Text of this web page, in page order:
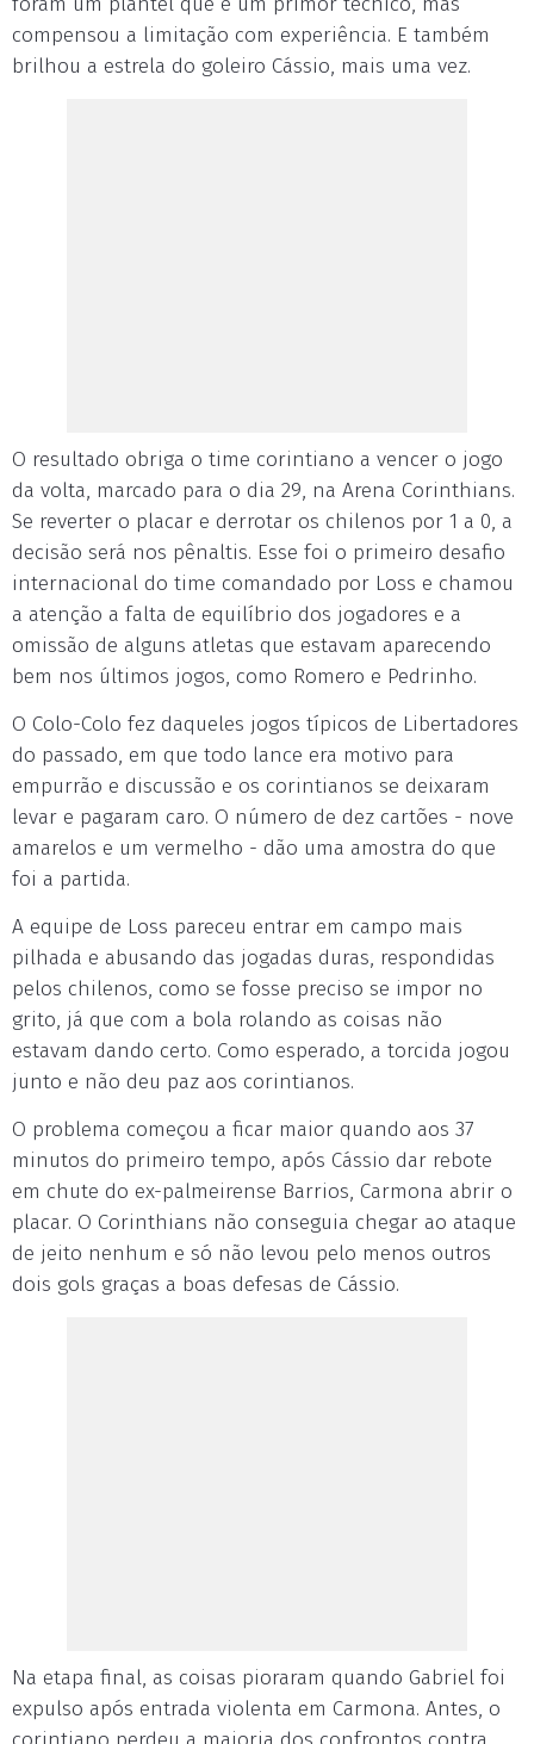
compensou a limitação com experiência. E também
brilhou a estrela do goleiro Cássio, mais uma vez.
O resultado obriga o time corintiano a vencer o jogo
da volta, marcado para o dia 29, na Arena Corinthians.
Se reverter o placar e derrotar os chilenos por 1 a 0, a
decisão será nos pênaltis. Esse foi o primeiro desafio
internacional do time comandado por Loss e chamou
a atenção a falta de equilíbrio dos jogadores e a
omissão de alguns atletas que estavam aparecendo
bem nos últimos jogos, como Romero e Pedrinho.
O Colo-Colo fez daqueles jogos típicos de Libertadores
do passado, em que todo lance era motivo para
empurrão e discussão e os corintianos se deixaram
levar e pagaram caro. O número de dez cartões - nove
amarelos e um vermelho - dão uma amostra do que
foi a partida.
A equipe de Loss pareceu entrar em campo mais
pilhada e abusando das jogadas duras, respondidas
pelos chilenos, como se fosse preciso se impor no
grito, já que com a bola rolando as coisas não
estavam dando certo. Como esperado, a torcida jogou
junto e não deu paz aos corintianos.
O problema começou a ficar maior quando aos 37
minutos do primeiro tempo, após Cássio dar rebote
em chute do ex-palmeirense Barrios, Carmona abrir o
placar. O Corinthians não conseguia chegar ao ataque
de jeito nenhum e só não levou pelo menos outros
dois gols graças a boas defesas de Cássio.
Na etapa final, as coisas pioraram quando Gabriel foi
expulso após entrada violenta em Carmona. Antes, o